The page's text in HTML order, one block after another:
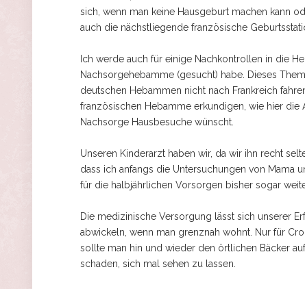
sich, wenn man keine Hausgeburt machen kann
auch die nächstliegende französische
Ich werde auch für einige Nachkontrollen in die
Nachsorgehebamme (gesucht) habe. Dieses
deutschen Hebammen nicht nach Frankreich
französischen Hebamme erkundigen, wie hier
Nachsorge Hausbesuche wünscht.
Unseren Kinderarzt haben wir, da wir ihn recht
dass ich anfangs die Untersuchungen von Mama
für die halbjährlichen Vorsorgen bisher sogar
Die medizinische Versorgung lässt sich unserer
abwickeln, wenn man grenznah wohnt. Nur für
sollte man hin und wieder den örtlichen Bäcker
schaden, sich mal sehen zu lassen.